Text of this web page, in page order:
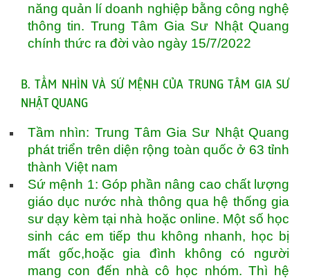
năng quản lí doanh nghiệp bằng công nghệ
thông tin. Trung Tâm Gia Sư Nhật Quang
chính thức ra đời vào ngày 15/7/2022
B. TẦM NHÌN VÀ SỨ MỆNH CỦA TRUNG TÂM GIA SƯ
NHẬT QUANG
Tầm nhìn: Trung Tâm Gia Sư Nhật Quang
phát triển trên diện rộng toàn quốc ở 63 tỉnh
thành Việt nam
Sứ mệnh 1: Góp phần nâng cao chất lượng
giáo dục nước nhà thông qua hệ thống gia
sư dạy kèm tại nhà hoặc online. Một số học
sinh các em tiếp thu không nhanh, học bị
mất gốc,hoặc gia đình không có người
mang con đến nhà cô học nhóm. Thì hệ